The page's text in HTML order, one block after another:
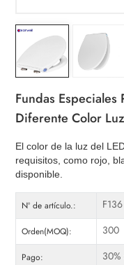
Fundas Especiales
Diferente Color
El color de la luz del
requisitos, como rojo,
disponible.
Nº de artículo.: F136
Orden(MOQ): 300
Pago: